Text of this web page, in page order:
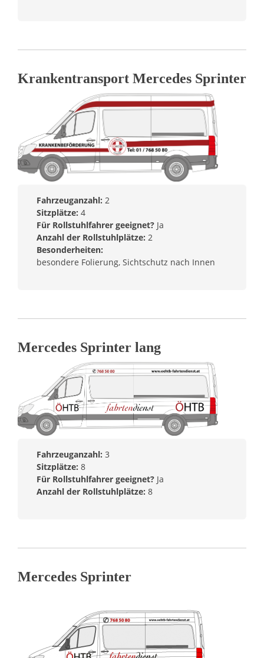
Krankentransport Mercedes Sprinter
Fahrzeuganzahl: 2
Sitzplätze: 4
Für Rollstuhlfahrer geeignet? Ja
Anzahl der Rollstuhlplätze: 2
Besonderheiten:
besondere Folierung, Sichtschutz nach Innen
Mercedes Sprinter lang
Fahrzeuganzahl: 3
Sitzplätze: 8
Für Rollstuhlfahrer geeignet? Ja
Anzahl der Rollstuhlplätze: 8
Mercedes Sprinter